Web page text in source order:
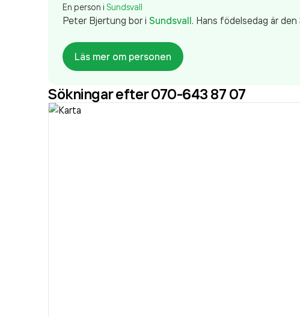
En person i Sundsvall
Peter Bjertung bori Sundsvall. Hans födelsedag är den
Läs mer om personen
Sökningar efter 070-643 87 07